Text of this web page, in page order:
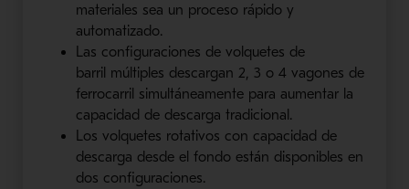
materiales sea un proceso rápido y
automatizado.
Las configuraciones de volquetes de
barril múltiples descargan 2, 3 o 4 vagones de
ferrocarril simultáneamente para aumentar la
capacidad de descarga tradicional.
Los volquetes rotativos con capacidad de
descarga desde el fondo están disponibles en
dos configuraciones.